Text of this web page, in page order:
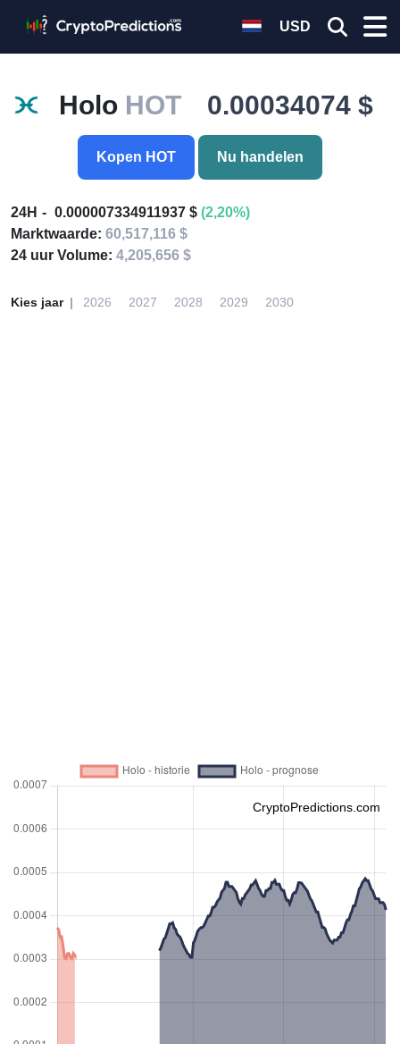
USD
Holo HOT 0.00034074 $
Kopen HOT Nu handelen
24H 0.000007334911937 $ (2,20%)
Marktwaarde: 60,517,116 $
24 uur Volume: 4,205,656 $
Kies jaar 2026 2027 2028 2029 2030
CryptoPredictions.com